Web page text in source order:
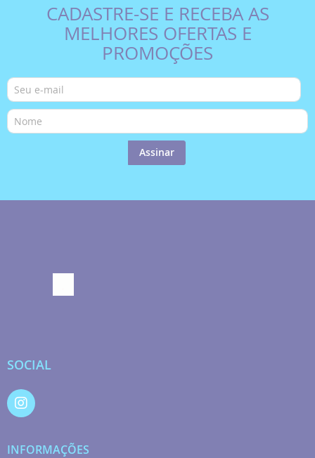
CADASTRE-SE E RECEBA AS
MELHORES OFERTAS E
PROMOÇÕES
Assinar
SOCIAL
INFORMAÇÕES